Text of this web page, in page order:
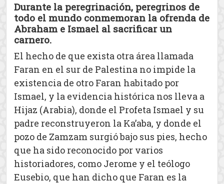
Durante la peregrinación, peregrinos de
todo el mundo conmemoran la ofrenda de
Abraham e Ismael al sacrificar un
carnero.
El hecho de que exista otra área llamada
Faran en el sur de Palestina no impide la
existencia de otro Faran habitado por
Ismael, y la evidencia histórica nos lleva a
Hijaz (Arabia), donde el Profeta Ismael y su
padre reconstruyeron la Ka’aba, y donde el
pozo de Zamzam surgió bajo sus pies, hecho
que ha sido reconocido por varios
historiadores, como Jerome y el teólogo
Eusebio, que han dicho que Faran es la